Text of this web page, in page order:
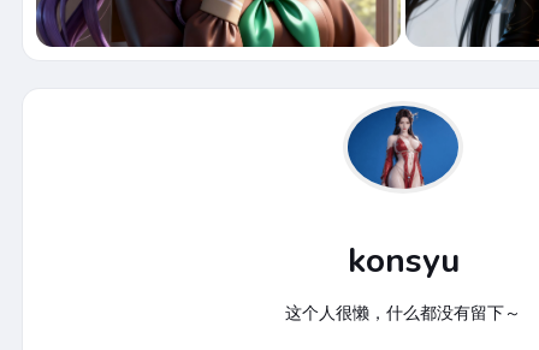
konsyu
这个人很懒，什么都没有留下～